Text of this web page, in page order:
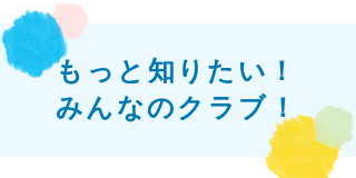
もっと知りたい！
みんなのクラブ！